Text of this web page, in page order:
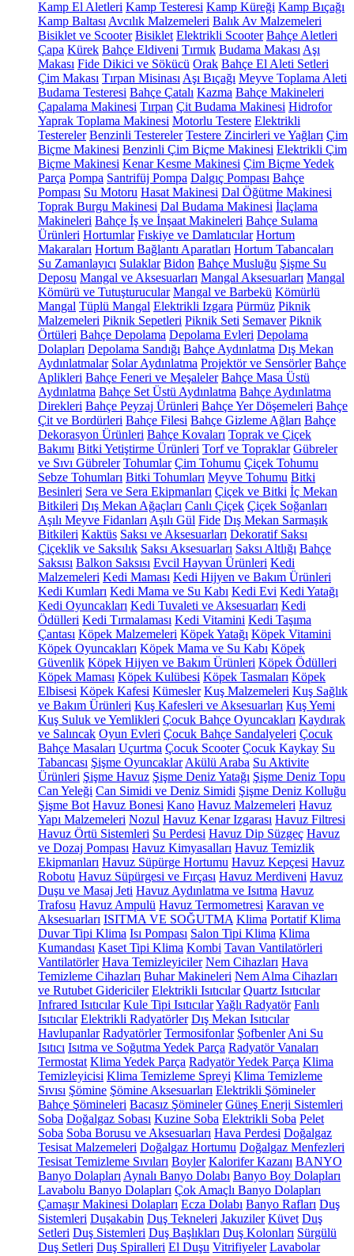
Kamp El Aletleri Kamp Testeresi Kamp Küreği Kamp Bıçağı
Kamp Baltası Avcılık Malzemeleri Balık Av Malzemeleri
Bisiklet ve Scooter Bisiklet Elektrikli Scooter Bahçe Aletleri
Çapa Kürek Bahçe Eldiveni Tırmık Budama Makası Aşı
Makası Fide Dikici ve Sökücü Orak Bahçe El Aleti Setleri
Çim Makası Tırpan Misinası Aşı Bıçağı Meyve Toplama Aleti
Budama Testeresi Bahçe Çatalı Kazma Bahçe Makineleri
Çapalama Makinesi Tırpan Çit Budama Makinesi Hidrofor
Yaprak Toplama Makinesi Motorlu Testere Elektrikli
Testereler Benzinli Testereler Testere Zincirleri ve Yağları Çim
Biçme Makinesi Benzinli Çim Biçme Makinesi Elektrikli Çim
Biçme Makinesi Kenar Kesme Makinesi Çim Biçme Yedek
Parça Pompa Santrifüj Pompa Dalgıç Pompası Bahçe
Pompası Su Motoru Hasat Makinesi Dal Öğütme Makinesi
Toprak Burgu Makinesi Dal Budama Makinesi İlaçlama
Makineleri Bahçe İş ve İnşaat Makineleri Bahçe Sulama
Ürünleri Hortumlar Fıskiye ve Damlatıcılar Hortum
Makaraları Hortum Bağlantı Aparatları Hortum Tabancaları
Su Zamanlayıcı Sulaklar Bidon Bahçe Musluğu Şişme Su
Deposu Mangal ve Aksesuarları Mangal Aksesuarları Mangal
Kömürü ve Tutuşturucular Mangal ve Barbekü Kömürlü
Mangal Tüplü Mangal Elektrikli Izgara Pürmüz Piknik
Malzemeleri Piknik Sepetleri Piknik Seti Semaver Piknik
Örtüleri Bahçe Depolama Depolama Evleri Depolama
Dolapları Depolama Sandığı Bahçe Aydınlatma Dış Mekan
Aydınlatmalar Solar Aydınlatma Projektör ve Sensörler Bahçe
Aplikleri Bahçe Feneri ve Meşaleler Bahçe Masa Üstü
Aydınlatma Bahçe Set Üstü Aydınlatma Bahçe Aydınlatma
Direkleri Bahçe Peyzaj Ürünleri Bahçe Yer Döşemeleri Bahçe
Çit ve Bordürleri Bahçe Filesi Bahçe Gizleme Ağları Bahçe
Dekorasyon Ürünleri Bahçe Kovaları Toprak ve Çiçek
Bakımı Bitki Yetiştirme Ürünleri Torf ve Topraklar Gübreler
ve Sıvı Gübreler Tohumlar Çim Tohumu Çiçek Tohumu
Sebze Tohumları Bitki Tohumları Meyve Tohumu Bitki
Besinleri Sera ve Sera Ekipmanları Çiçek ve Bitki İç Mekan
Bitkileri Dış Mekan Ağaçları Canlı Çiçek Çiçek Soğanları
Aşılı Meyve Fidanları Aşılı Gül Fide Dış Mekan Sarmaşık
Bitkileri Kaktüs Saksı ve Aksesuarları Dekoratif Saksı
Çiçeklik ve Saksılık Saksı Aksesuarları Saksı Altlığı Bahçe
Saksısı Balkon Saksısı Evcil Hayvan Ürünleri Kedi
Malzemeleri Kedi Maması Kedi Hijyen ve Bakım Ürünleri
Kedi Kumları Kedi Mama ve Su Kabı Kedi Evi Kedi Yatağı
Kedi Oyuncakları Kedi Tuvaleti ve Aksesuarları Kedi
Ödülleri Kedi Tırmalaması Kedi Vitamini Kedi Taşıma
Çantası Köpek Malzemeleri Köpek Yatağı Köpek Vitamini
Köpek Oyuncakları Köpek Mama ve Su Kabı Köpek
Güvenlik Köpek Hijyen ve Bakım Ürünleri Köpek Ödülleri
Köpek Maması Köpek Kulübesi Köpek Tasmaları Köpek
Elbisesi Köpek Kafesi Kümesler Kuş Malzemeleri Kuş Sağlık
ve Bakım Ürünleri Kuş Kafesleri ve Aksesuarları Kuş Yemi
Kuş Suluk ve Yemlikleri Çocuk Bahçe Oyuncakları Kaydırak
ve Salıncak Oyun Evleri Çocuk Bahçe Sandalyeleri Çocuk
Bahçe Masaları Uçurtma Çocuk Scooter Çocuk Kaykay Su
Tabancası Şişme Oyuncaklar Akülü Araba Su Aktivite
Ürünleri Şişme Havuz Şişme Deniz Yatağı Şişme Deniz Topu
Can Yeleği Can Simidi ve Deniz Simidi Şişme Deniz Kolluğu
Şişme Bot Havuz Bonesi Kano Havuz Malzemeleri Havuz
Yapı Malzemeleri Nozul Havuz Kenar Izgarası Havuz Filtresi
Havuz Örtü Sistemleri Su Perdesi Havuz Dip Süzgeç Havuz
ve Dozaj Pompası Havuz Kimyasalları Havuz Temizlik
Ekipmanları Havuz Süpürge Hortumu Havuz Kepçesi Havuz
Robotu Havuz Süpürgesi ve Fırçası Havuz Merdiveni Havuz
Duşu ve Masaj Jeti Havuz Aydınlatma ve Isıtma Havuz
Trafosu Havuz Ampulü Havuz Termometresi Karavan ve
Aksesuarları ISITMA VE SOĞUTMA Klima Portatif Klima
Duvar Tipi Klima Isı Pompası Salon Tipi Klima Klima
Kumandası Kaset Tipi Klima Kombi Tavan Vantilatörleri
Vantilatörler Hava Temizleyiciler Nem Cihazları Hava
Temizleme Cihazları Buhar Makineleri Nem Alma Cihazları
ve Rutubet Gidericiler Elektrikli Isıtıcılar Quartz Isıtıcılar
Infrared Isıtıcılar Kule Tipi IsıtıcılarYağlı Radyatör Fanlı
Isıtıcılar Elektrikli Radyatörler Dış Mekan Isıtıcılar
Havlupanlar Radyatörler Termosifonlar Şofbenler Ani Su
Isıtıcı Isıtma ve Soğutma Yedek Parça Radyatör Vanaları
Termostat Klima Yedek Parça Radyatör Yedek Parça Klima
Temizleyicisi Klima Temizleme Spreyi Klima Temizleme
Sıvısı Şömine Şömine Aksesuarları Elektrikli Şömineler
Bahçe Şömineleri Bacasız Şömineler Güneş Enerji Sistemleri
Soba Doğalgaz Sobası Kuzine Soba Elektrikli Soba Pelet
Soba Soba Borusu ve Aksesuarları Hava Perdesi Doğalgaz
Tesisat Malzemeleri Doğalgaz Hortumu Doğalgaz Menfezleri
Tesisat Temizleme Sıvıları Boyler Kalorifer Kazanı BANYO
Banyo Dolapları Aynalı Banyo Dolabı Banyo Boy Dolapları
Lavabolu Banyo Dolapları Çok Amaçlı Banyo Dolapları
Çamaşır Makinesi Dolapları Ecza Dolabı Banyo Rafları Duş
Sistemleri Duşakabin Duş Tekneleri Jakuziler Küvet Duş
Setleri Duş Sistemleri Duş Başlıkları Duş Kolonları Sürgülü
Duş Setleri Duş Spiralleri El Duşu Vitrifiyeler Lavabolar